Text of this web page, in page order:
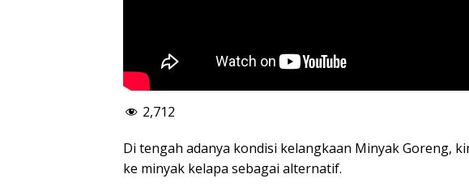
2,712
Di tengah adanya kondisi kelangkaan Minyak Goreng,
ke minyak kelapa sebagai alternatif.